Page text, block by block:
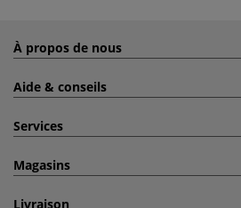
À propos de nous
Aide & conseils
Services
Magasins
Livraison